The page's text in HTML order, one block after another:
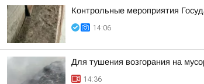
Контрольные мероприятия
14:06
Для тушения возгорания на
14:36